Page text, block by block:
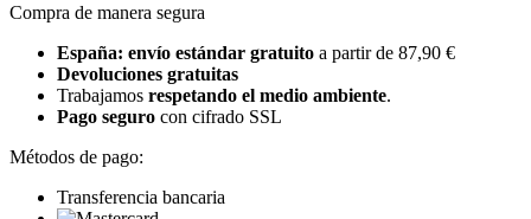
Compra de manera segura
España: envío estándar gratuito a partir de 87,90 €
Devoluciones gratuitas
Trabajamos respetando el medio ambiente.
Pago seguro con cifrado SSL
Métodos de pago:
Transferencia bancaria